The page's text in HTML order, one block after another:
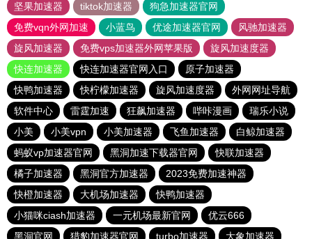
坚果加速器
tiktok加速器
狗急加速器官网
免费vqn外网加速
小蓝鸟 优途加速器官网
风驰加速器
旋风加速器
免费vps加速器外网苹果版
旋风加速度器
快连加速器
快连加速器官网入口
原子加速器
快鸭加速器
快柠檬加速器 旋风加速度器
外网网址导航
软件中心
雷霆加速 狂飙加速器 哔咔漫画
瑞乐小说
小美
小美vpn 小美加速器 飞鱼加速器
白鲸加速器
蚂蚁vp加速器官网
黑洞加速下载器官网
快联加速器
橘子加速器
黑洞官方加速器
2023免费加速神器
快橙加速器
大机场加速器
快鸭加速器
小猫咪ciash加速器
一元机场最新官网
优云666
黑洞官网
猎豹加速器官网 turbo加速器 大象加速器